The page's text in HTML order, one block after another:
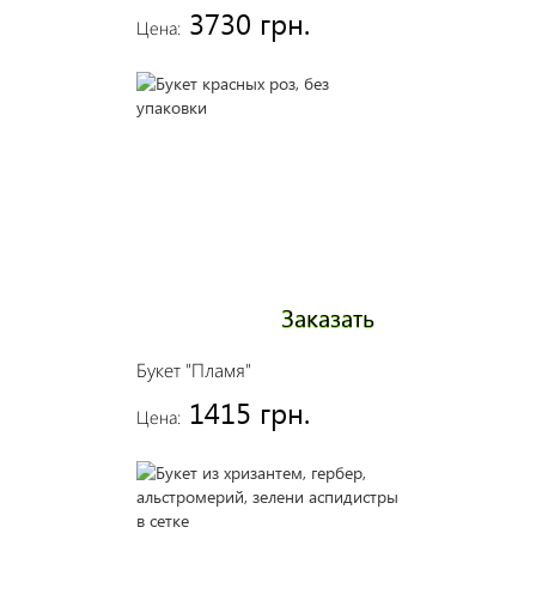
Цена: 3730 грн.
Букет "Пламя"
Цена: 1415 грн.
Заказать